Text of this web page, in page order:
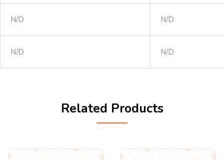
N/D N/D
N/D N/D
Related Products